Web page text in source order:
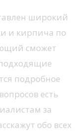
широкий
и кирпича по
сможет
подробное
есть
за
обо всех